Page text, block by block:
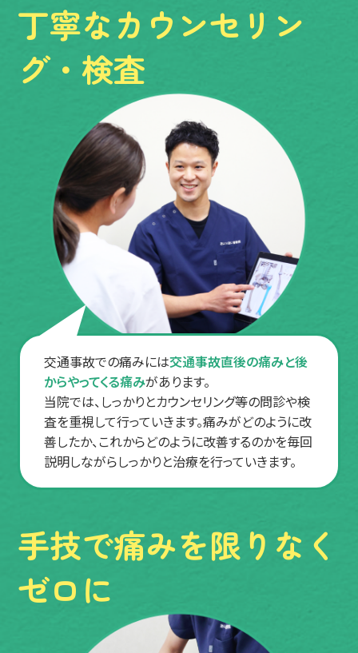
交通事故での痛みには交通事故直後の痛みと後
からやってくる痛みがあります。
当院では、しっかりとカウンセリング等の問診や検
査を重視して行っていきます。痛みがどのように改
善したか、これからどのように改善するのかを毎回
説明しながらしっかりと治療を行っていきます。
丁寧なカウンセリン
グ・検査
手技で痛みを限りなく
ゼロに